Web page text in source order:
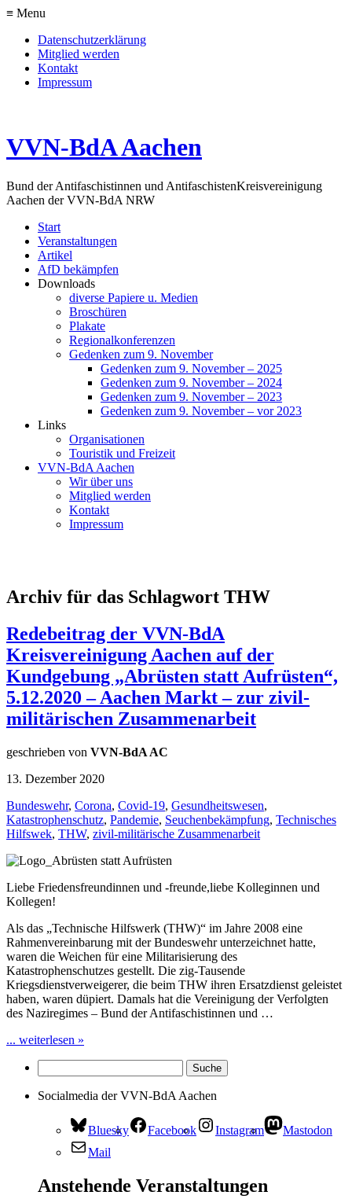
≡ Menu
Datenschutzerklärung
Mitglied werden
Kontakt
Impressum
VVN-BdA Aachen
Bund der Antifaschistinnen und AntifaschistenKreisvereinigung
Aachen der VVN-BdA NRW
Start
Veranstaltungen
Artikel
AfD bekämpfen
Downloads
diverse Papiere u. Medien
Broschüren
Plakate
Regionalkonferenzen
Gedenken zum 9. November
Gedenken zum 9. November – 2025
Gedenken zum 9. November – 2024
Gedenken zum 9. November – 2023
Gedenken zum 9. November – vor 2023
Links
Organisationen
Touristik und Freizeit
VVN-BdA Aachen
Wir über uns
Mitglied werden
Kontakt
Impressum
Archiv für das Schlagwort THW
Redebeitrag der VVN-BdA
Kreisvereinigung Aachen auf der
Kundgebung „Abrüsten statt Aufrüsten“,
5.12.2020 – Aachen Markt – zur zivil-
militärischen Zusammenarbeit
geschrieben von VVN-BdA AC
13. Dezember 2020
Bundeswehr, Corona, Covid-19, Gesundheitswesen,
Katastrophenschutz, Pandemie, Seuchenbekämpfung, Technisches
Hilfswek, THW, zivil-militärische Zusammenarbeit
Liebe Friedensfreundinnen und -freunde,liebe Kolleginnen und
Kollegen!
Als das „Technische Hilfswerk (THW)“ im Jahre 2008 eine
Rahmenvereinbarung mit der Bundeswehr unterzeichnet hatte,
waren die Weichen für eine Militarisierung des
Katastrophenschutzes gestellt. Die zig-Tausende
Kriegsdienstverweigerer, die beim THW ihren Ersatzdienst geleistet
haben, waren düpiert. Damals hat die Vereinigung der Verfolgten
des Naziregimes – Bund der Antifaschistinnen und …
... weiterlesen »
Socialmedia der VVN-BdA Aachen
Bluesky Facebook Instagram
Mastodon
Mail
Anstehende Veranstaltungen